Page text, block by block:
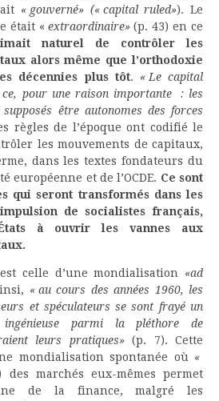
« gouverné» (« capital ruled»). Le
était « extraordinaire»(p. 43) en ce
naturel de contrôler les
alors même que l’orthodoxie
décennies plus tôt. « Le capital
pour une raison importante : les
être autonomes des forces
règles de l’époque ont codifié le
les mouvements de capitaux,
dans les textes fondateurs du
européenne et de l’OCDE. Ce sont
qui seront transformés dans les
de socialistes français,
à ouvrir les vannes aux
celle d’une mondialisation «ad
« au cours des années 1960, les
et spéculateurs se sont frayé un
parmi la pléthore de
leurs pratiques»(p. 7). Cette
mondialisation spontanée où «
des marchés eux-mêmes permet
de la finance, malgré les